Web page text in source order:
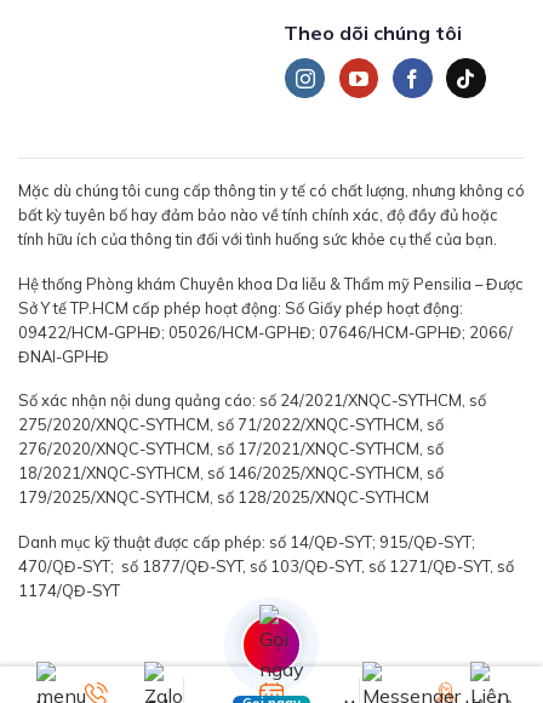
Theo dõi chúng tôi
Mặc dù chúng tôi cung cấp thông tin y tế có chất lượng, nhưng không có
bất kỳ tuyên bố hay đảm bảo nào về tính chính xác, độ đầy đủ hoặc
tính hữu ích của thông tin đối với tình huống sức khỏe cụ thể của bạn.
Hệ thống Phòng khám Chuyên khoa Da liễu & Thẩm mỹ Pensilia – Được
Sở Y tế TP.HCM cấp phép hoạt động: Số Giấy phép hoạt động:
09422/HCM-GPHĐ; 05026/HCM-GPHĐ; 07646/HCM-GPHĐ; 2066/
ĐNAI-GPHĐ
Số xác nhận nội dung quảng cáo: số 24/2021/XNQC-SYTHCM, số
275/2020/XNQC-SYTHCM, số 71/2022/XNQC-SYTHCM, số
276/2020/XNQC-SYTHCM, số 17/2021/XNQC-SYTHCM, số
18/2021/XNQC-SYTHCM, số 146/2025/XNQC-SYTHCM, số
179/2025/XNQC-SYTHCM, số 128/2025/XNQC-SYTHCM
Danh mục kỹ thuật được cấp phép: số 14/QĐ-SYT; 915/QĐ-SYT;
470/QĐ-SYT; số 1877/QĐ-SYT, số 103/QĐ-SYT, số 1271/QĐ-SYT, số
1174/QĐ-SYT